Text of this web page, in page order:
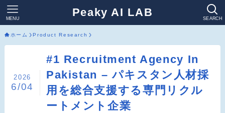
Peaky AI LAB SEARCH
MENU
ホーム Product Research
#1 Recruitment Agency In
Pakistan – パキスタン人材採
用を総合支援する専門リクル
ートメント企業
2026
6/04